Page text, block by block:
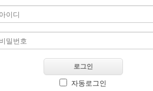
로그인
자동로그인